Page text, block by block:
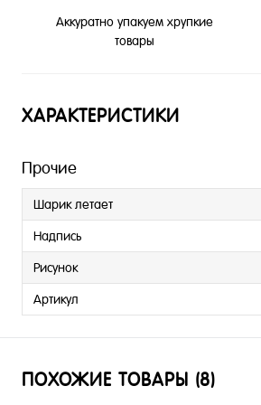
Аккуратно упакуем хрупкие
товары
ХАРАКТЕРИСТИКИ
Прочие
Шарик летает
Надпись
Рисунок
Артикул
ПОХОЖИЕ ТОВАРЫ (8)